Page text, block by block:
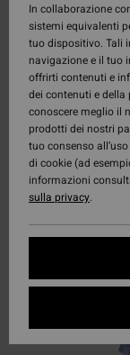
In collaborazione
sistemi equivalenti
tuo dispositivo. Tali
navigazione e il tuo
offrirti contenuti e
dei contenuti e
conoscere meglio il
prodotti dei nostri
tuo consenso
di cookie (ad
informazioni
sulla privacy.